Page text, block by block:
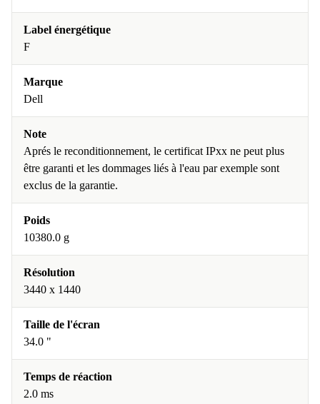
Label énergétique
F
Marque
Dell
Note
Aprés le reconditionnement, le certificat IPxx ne peut plus
être garanti et les dommages liés à l'eau par exemple sont
exclus de la garantie.
Poids
10380.0 g
Résolution
3440 x 1440
Taille de l'écran
34.0 "
Temps de réaction
2.0 ms